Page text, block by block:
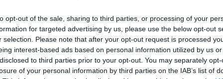
opt-out of the sale, sharing to third parties, or processing of your
for targeted advertising by us, please use the below opt-out
selection. Please note that after your opt-out request is processed
interest-based ads based on personal information utilized by us
to third parties prior to your opt-out. You may separately
of your personal information by third parties on the IAB’s list of
ADÓ
A NAV nem vette be a "nehéz idők jöhetnek"
sztorit
Egy debreceni házban több mint 25 ezer doboz magyar zárjegy